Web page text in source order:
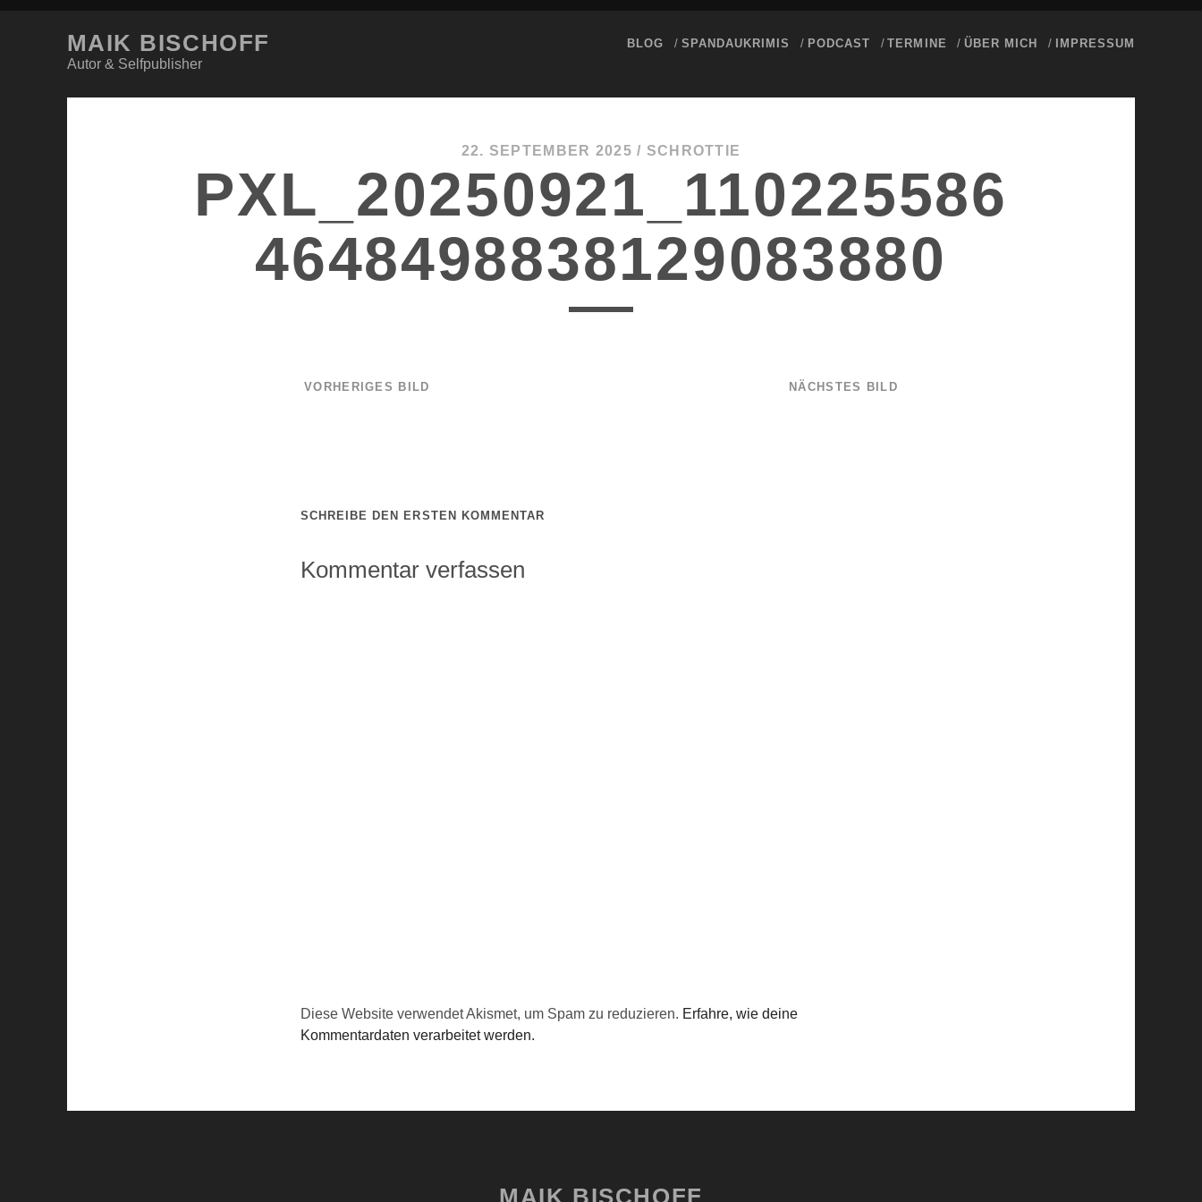
MAIK BISCHOFF
Autor & Selfpublisher
BLOG SPANDAUKRIMIS PODCAST TERMINE ÜBER MICH IMPRESSUM
22. SEPTEMBER 2025 / SCHROTTIE
PXL_20250921_110225586
4648498838129083880
VORHERIGES BILD NÄCHSTES BILD
SCHREIBE DEN ERSTEN KOMMENTAR
Kommentar verfassen
Diese Website verwendet Akismet, um Spam zu reduzieren. Erfahre, wie deine
Kommentardaten verarbeitet werden.
MAIK BISCHOFF